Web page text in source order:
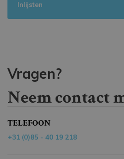
Inlijsten
Vragen?
Neem contact
TELEFOON
+31 (0)85 - 40 19 218